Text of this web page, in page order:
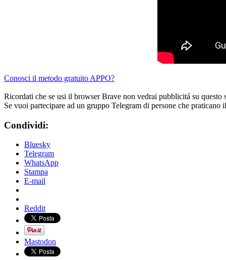
Conosci il metodo gratuito APPO?
Ricordati che se usi il browser Brave non vedrai pubblicitá su questo
Se vuoi partecipare ad un gruppo Telegram di persone che
Condividi:
Bluesky
Telegram
WhatsApp
Stampa
E-mail
Reddit
Mastodon